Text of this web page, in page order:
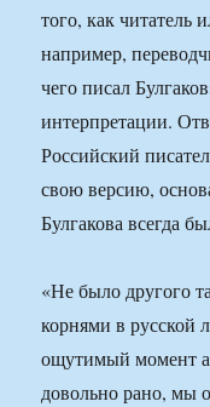
того, как читатель
например,
чего писал
интерпретации.
Российский
свою версию,
Булгакова всегда
«Не было другого
корнями в русской
ощутимый момент
довольно рано, мы